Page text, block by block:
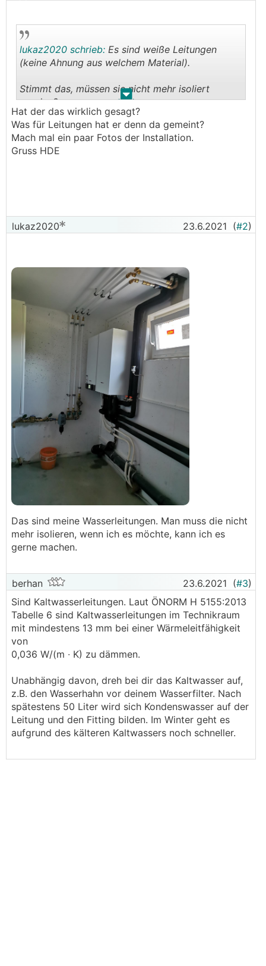
. .
lukaz2020 schrieb: Es sind weiße Leitungen
(keine Ahnung aus welchem Material).
Stimmt das, müssen sie nicht mehr isoliert
werden?
Hat der das wirklich gesagt?
Was für Leitungen hat er denn da gemeint?
Mach mal ein paar Fotos der Installation.
Gruss HDE
lukaz2020 23.6.2021 (#2)
Das sind meine Wasserleitungen. Man muss die nicht
mehr isolieren, wenn ich es möchte, kann ich es
gerne machen.
berhan 23.6.2021 (#3)
Sind Kaltwasserleitungen. Laut ÖNORM H 5155:2013
Tabelle 6 sind Kaltwasserleitungen im Technikraum
mit mindestens 13 mm bei einer Wärmeleitfähigkeit
von
0,036 W/(m ∙ K) zu dämmen.
Unabhängig davon, dreh bei dir das Kaltwasser auf,
z.B. den Wasserhahn vor deinem Wasserfilter. Nach
spätestens 50 Liter wird sich Kondenswasser auf der
Leitung und den Fitting bilden. Im Winter geht es
aufgrund des kälteren Kaltwassers noch schneller.